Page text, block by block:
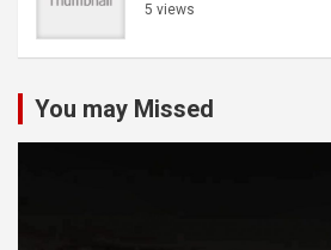
5 views
You may Missed